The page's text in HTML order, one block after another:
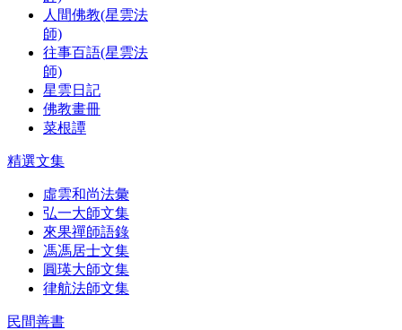
人間佛教(星雲法
師)
往事百語(星雲法
師)
星雲日記
佛教畫冊
菜根譚
精選文集
虛雲和尚法彙
弘一大師文集
來果禪師語錄
馮馮居士文集
圓瑛大師文集
律航法師文集
民間善書